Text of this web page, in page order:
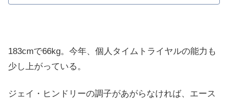
183cmで66kg。今年、個人タイムトライヤルの能力も
少し上がっている。
ジェイ・ヒンドリーの調子があがらなければ、エース